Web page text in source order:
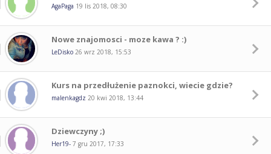
AgaPaga 19 lis 2018, 08:30
Nowe znajomosci - moze kawa ? :)
LeDisko 26 wrz 2018, 15:53
Kurs na przedłużenie paznokci, wiecie gdzie?
malenkagdz 20 kwi 2018, 13:44
Dziewczyny ;)
Her19- 7 gru 2017, 17:33